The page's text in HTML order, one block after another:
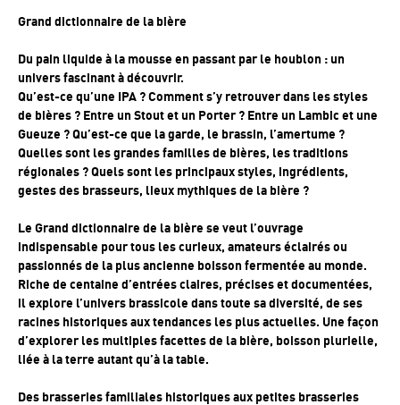
Grand dictionnaire de la bière
Du pain liquide à la mousse en passant par le houblon : un
univers fascinant à découvrir.
Qu’est-ce qu’une IPA ? Comment s’y retrouver dans les styles
de bières ? Entre un Stout et un Porter ? Entre un Lambic et une
Gueuze ? Qu’est-ce que la garde, le brassin, l’amertume ?
Quelles sont les grandes familles de bières, les traditions
régionales ? Quels sont les principaux styles, ingrédients,
gestes des brasseurs, lieux mythiques de la bière ?
Le Grand dictionnaire de la bière se veut l’ouvrage
indispensable pour tous les curieux, amateurs éclairés ou
passionnés de la plus ancienne boisson fermentée au monde.
Riche de centaine d’entrées claires, précises et documentées,
il explore l’univers brassicole dans toute sa diversité, de ses
racines historiques aux tendances les plus actuelles. Une façon
d’explorer les multiples facettes de la bière, boisson plurielle,
liée à la terre autant qu’à la table.
Des brasseries familiales historiques aux petites brasseries